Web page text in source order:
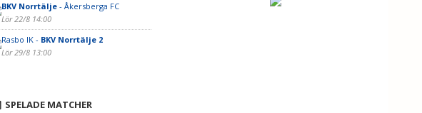
BKV Norrtälje- Åkersberga FC
Lör 22/8 14:00
Rasbo IK - BKV Norrtälje 2
Lör 29/8 13:00
SPELADE MATCHER